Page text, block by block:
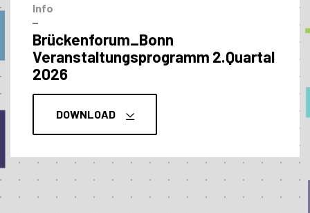
Info
–
Brückenforum_Bonn
Veranstaltungs­programm 2.Quartal
2026
DOWNLOAD